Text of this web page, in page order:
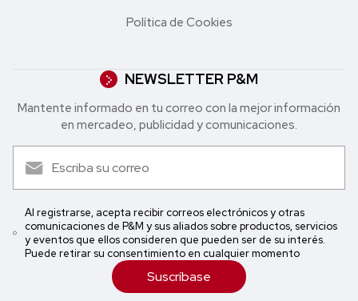
Política de Cookies
NEWSLETTER P&M
Mantente informado en tu correo con la mejor in formación
en mercadeo, publicidad y comunicaciones.
Al registrarse, acepta recibir correos electrónicos y otras
comunicaciones de P&M y sus aliados sobre productos, servicios
y eventos que ellos consideren que pueden ser de su interés.
Puede retirar su consentimiento en cualquier momento
Suscríbase